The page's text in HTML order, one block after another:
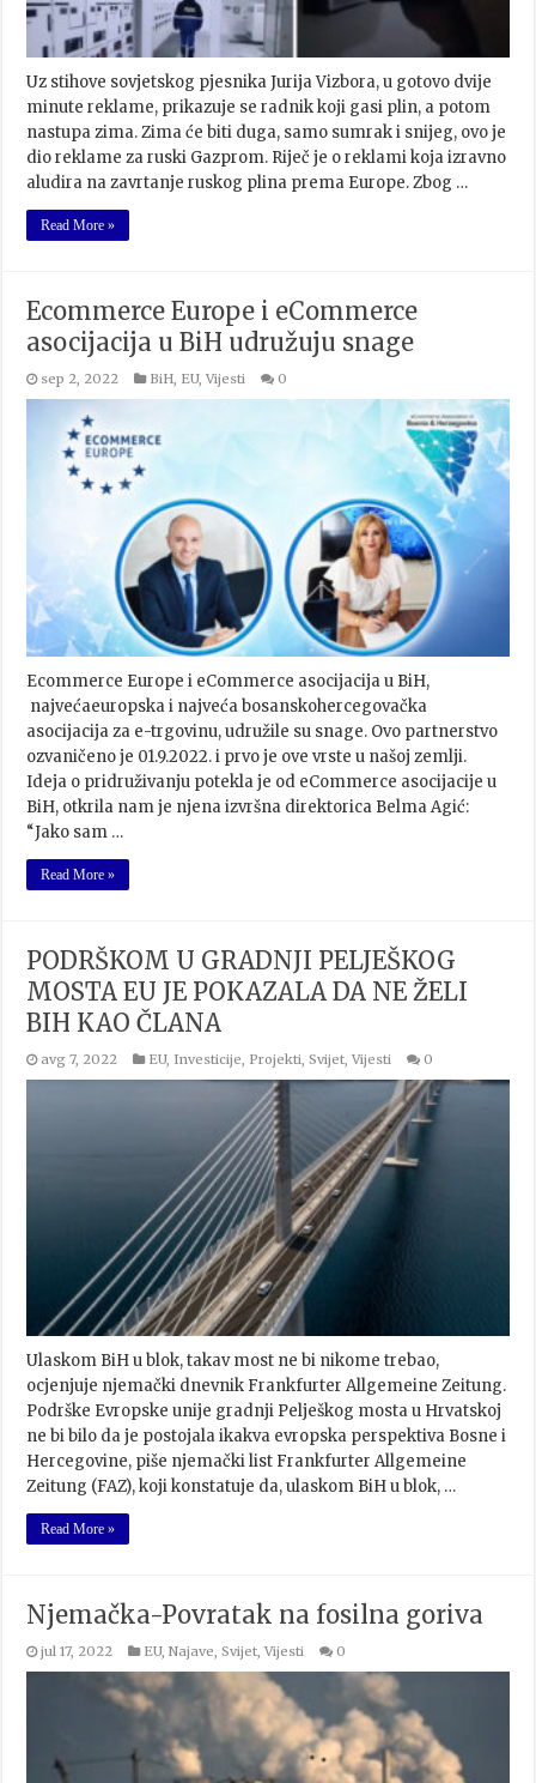
Uz stihove sovjetskog pjesnika Jurija Vizbora, u gotovo dvije
minute reklame, prikazuje se radnik koji gasi plin, a potom
nastupa zima. Zima će biti duga, samo sumrak i snijeg, ovo je
dio reklame za ruski Gazprom. Riječ je o reklami koja izravno
aludira na zavrtanje ruskog plina prema Europe. Zbog …
Read More »
Ecommerce Europe i eCommerce
asocijacija u BiH udružuju snage
sep 2, 2022 BiH EU,Vijesti 0
Ecommerce Europe i eCommerce asocijacija u BiH,
najvećaeuropska i najveća bosanskohercegovačka
asocijacija za e-trgovinu, udružile su snage. Ovo partnerstvo
ozvaničeno je 01.9.2022. i prvo je ove vrste u našoj zemlji.
Ideja o pridruživanju potekla je od eCommerce asocijacije u
BiH, otkrila nam je njena izvršna direktorica Belma Agić:
“Jako sam …
Read More »
PODRŠKOM U GRADNJI PELJEŠKOG
MOSTA EU JE POKAZALA DA NE ŽELI
BIH KAO ČLANA
avg 7, 2022 EU, Investicije Projekti ,Svijet ,Vijesti 0
Ulaskom BiH u blok, takav most ne bi nikome trebao,
ocjenjuje njemački dnevnik Frankfurter Allgemeine Zeitung.
Podrške Evropske unije gradnji Pelješkog mosta u Hrvatskoj
ne bi bilo da je postojala ikakva evropska perspektiva Bosne i
Hercegovine, piše njemački list Frankfurter Allgemeine
Zeitung (FAZ), koji konstatuje da, ulaskom BiH u blok, …
Read More »
Njemačka-Povratak na fosilna goriva
jul 17, 2022 EU,Najave,Svijet,Vijesti 0